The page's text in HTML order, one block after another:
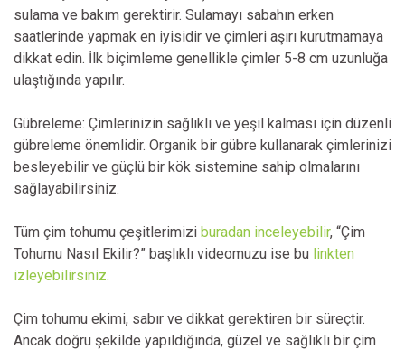
sulama ve bakım gerektirir. Sulamayı sabahın erken
saatlerinde yapmak en iyisidir ve çimleri aşırı kurutmamaya
dikkat edin. İlk biçimleme genellikle çimler 5-8 cm uzunluğa
ulaştığında yapılır.
Gübreleme: Çimlerinizin sağlıklı ve yeşil kalması için düzenli
gübreleme önemlidir. Organik bir gübre kullanarak çimlerinizi
besleyebilir ve güçlü bir kök sistemine sahip olmalarını
sağlayabilirsiniz.
Tüm çim tohumu çeşitlerimizi buradan inceleyebilir, “Çim
Tohumu Nasıl Ekilir?” başlıklı videomuzu ise bu linkten
izleyebilirsiniz.
Çim tohumu ekimi, sabır ve dikkat gerektiren bir süreçtir.
Ancak doğru şekilde yapıldığında, güzel ve sağlıklı bir çim